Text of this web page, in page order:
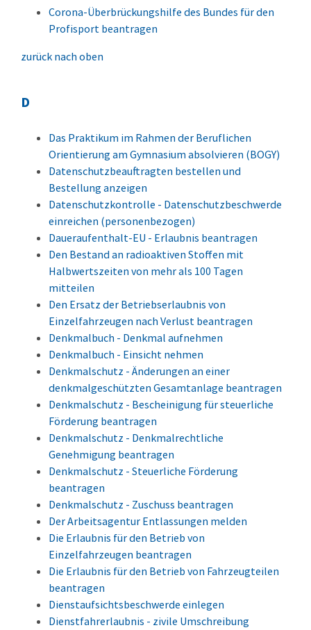
Corona-Überbrückungshilfe des Bundes für den
Profisport beantragen
zurück nach oben
D
Das Praktikum im Rahmen der Beruflichen
Orientierung am Gymnasium absolvieren (BOGY)
Datenschutzbeauftragten bestellen und
Bestellung anzeigen
Datenschutzkontrolle - Datenschutzbeschwerde
einreichen (personenbezogen)
Daueraufenthalt-EU - Erlaubnis beantragen
Den Bestand an radioaktiven Stoffen mit
Halbwertszeiten von mehr als 100 Tagen
mitteilen
Den Ersatz der Betriebserlaubnis von
Einzelfahrzeugen nach Verlust beantragen
Denkmalbuch - Denkmal aufnehmen
Denkmalbuch - Einsicht nehmen
Denkmalschutz - Änderungen an einer
denkmalgeschützten Gesamtanlage beantragen
Denkmalschutz - Bescheinigung für steuerliche
Förderung beantragen
Denkmalschutz - Denkmalrechtliche
Genehmigung beantragen
Denkmalschutz - Steuerliche Förderung
beantragen
Denkmalschutz - Zuschuss beantragen
Der Arbeitsagentur Entlassungen melden
Die Erlaubnis für den Betrieb von
Einzelfahrzeugen beantragen
Die Erlaubnis für den Betrieb von Fahrzeugteilen
beantragen
Dienstaufsichtsbeschwerde einlegen
Dienstfahrerlaubnis - zivile Umschreibung